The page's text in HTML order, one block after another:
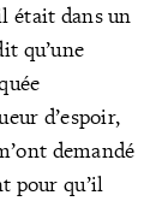
était dans un
qu’une
d’espoir,
demandé
pour qu’il